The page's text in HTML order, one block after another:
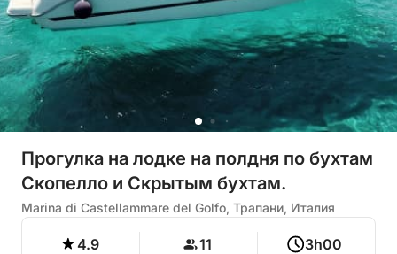
Прогулка на лодке на полдня по бухтам
Скопелло и Скрытым бухтам.
Marina di Castellammare del Golfo, Трапани, Италия
4.9 11 3h00